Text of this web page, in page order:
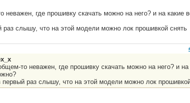
неважен, где прошивку скачать можно на него? и на какие
слышу, что на этой модели можно лок прошивкой снять
то неважен, где прошивку скачать можно на него? и на
раз слышу, что на этой модели можно лок